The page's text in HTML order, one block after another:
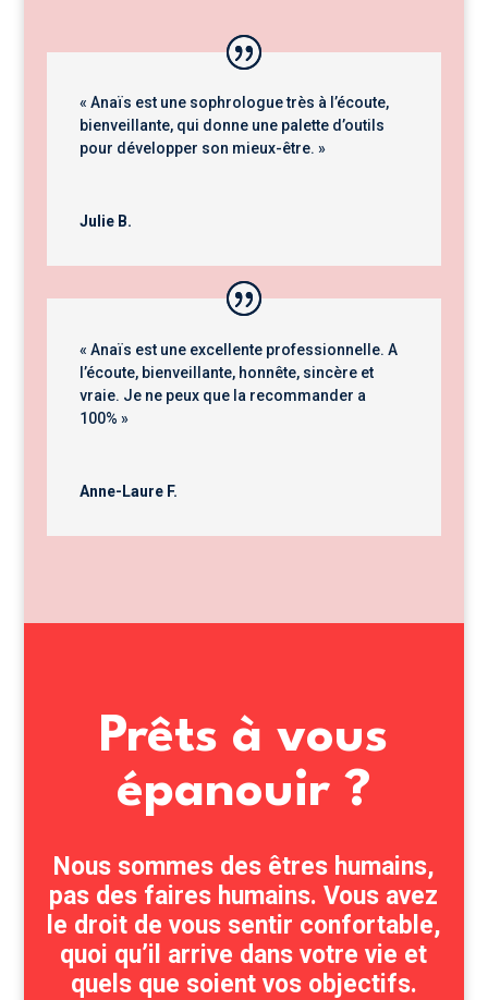
« Anaïs est une sophrologue très à l’écoute,
bienveillante, qui donne une palette d’outils
pour développer son mieux-être. »
Julie B.
« Anaïs est une excellente professionnelle. A
l’écoute, bienveillante, honnête, sincère et
vraie. Je ne peux que la recommander a
100% »
Anne-Laure F.
Prêts à vous
épanouir ?
Nous sommes des êtres humains,
pas des faires humains. Vous avez
le droit de vous sentir confortable,
quoi qu’il arrive dans votre vie et
quels que soient vos objectifs.